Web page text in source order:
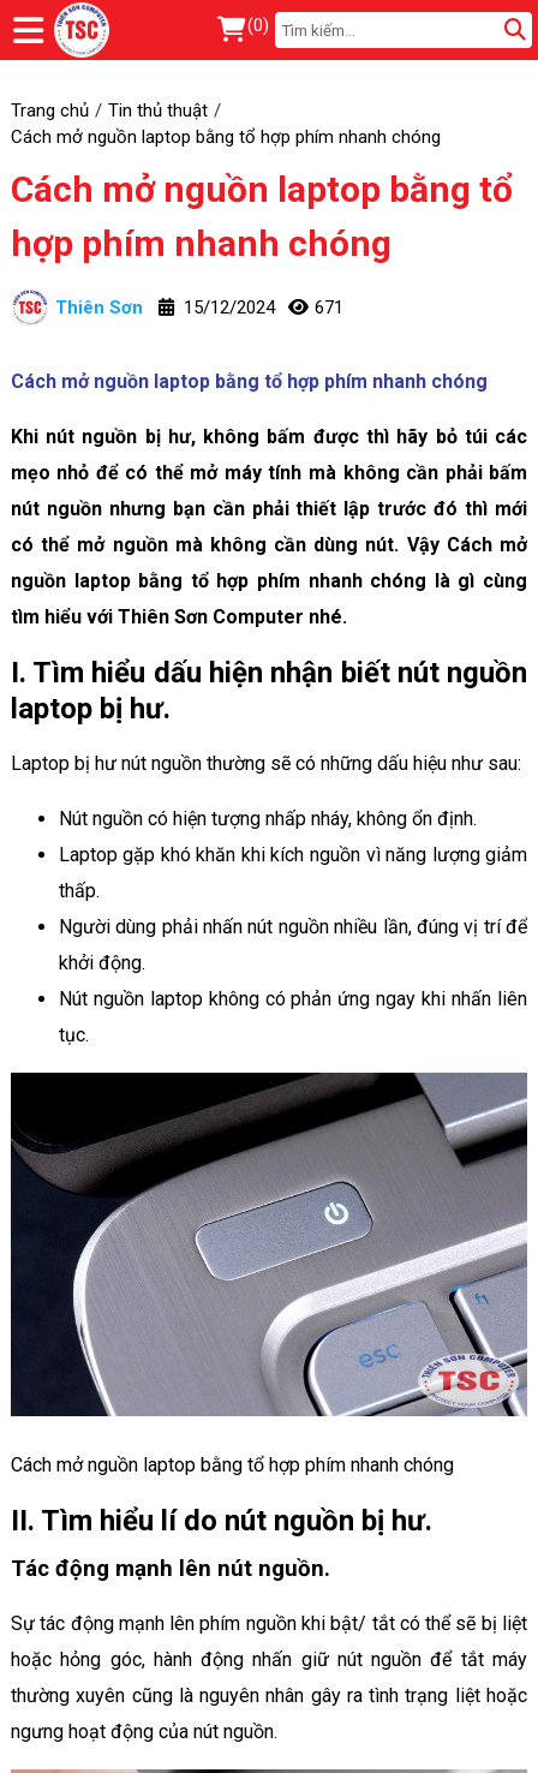
(0)
Trang chủ
Tin thủ thuật
Cách mở nguồn laptop bằng tổ hợp phím nhanh chóng
Cách mở nguồn laptop bằng tổ
hợp phím nhanh chóng
Thiên Sơn 15/12/2024 671
Cách mở nguồn laptop bằng tổ hợp phím nhanh chóng
Khi nút nguồn bị hư, không bấm được thì hãy bỏ túi các
mẹo nhỏ để có thể mở máy tính mà không cần phải bấm
nút nguồn nhưng bạn cần phải thiết lập trước đó thì mới
có thể mở nguồn mà không cần dùng nút. Vậy Cách mở
nguồn laptop bằng tổ hợp phím nhanh chóng là gì cùng
tìm hiểu với Thiên Sơn Computer nhé.
I. Tìm hiểu dấu hiện nhận biết nút nguồn
laptop bị hư.
Laptop bị hư nút nguồn thường sẽ có những dấu hiệu như sau:
Nút nguồn có hiện tượng nhấp nháy, không ổn định.
Laptop gặp khó khăn khi kích nguồn vì năng lượng giảm
thấp.
Người dùng phải nhấn nút nguồn nhiều lần, đúng vị trí để
khởi động.
Nút nguồn laptop không có phản ứng ngay khi nhấn liên
tục.
Cách mở nguồn laptop bằng tổ hợp phím nhanh chóng
II. Tìm hiểu lí do nút nguồn bị hư.
Tác động mạnh lên nút nguồn.
Sự tác động mạnh lên phím nguồn khi bật/ tắt có thể sẽ bị liệt
hoặc hỏng góc, hành động nhấn giữ nút nguồn để tắt máy
thường xuyên cũng là nguyên nhân gây ra tình trạng liệt hoặc
ngưng hoạt động của nút nguồn.